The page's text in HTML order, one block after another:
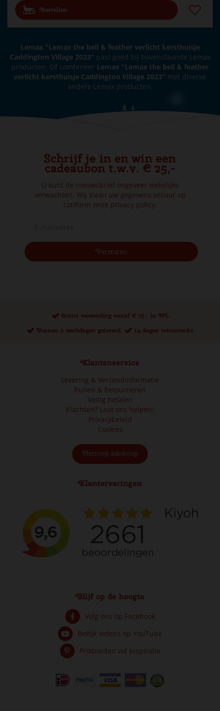
Bestellen
Lemax "Lemax the bell & feather verlicht kersthuisje
Caddington Village 2023" past goed bij bovenstaande Lemax
producten. Of combineer Lemax "Lemax the bell & feather
verlicht kersthuisje Caddington Village 2023" met diverse
andere Lemax producten.
Schrijf je in en win een
cadeaubon t.w.v. € 25,-
U kunt de nieuwsbrief ongeveer wekelijks
verwachten. Wij slaan uw gegevens secuur op
conform onze privacy policy.
Gratis verzending vanaf € 75,- in NL
Binnen 2 werkdagen geleverd.
14 dagen retourrecht
Klantenservice
Levering & Verzendinformatie
Ruilen & Retourneren
Veilig betalen
Klachten? Laat ons helpen!
Privacybeleid
Cookies
Herroep aankoop
Klantervaringen
Blijf op de hoogte
Volg ons op Facebook
Bekijk video’s op YouTube
Prikborden vol inspiratie